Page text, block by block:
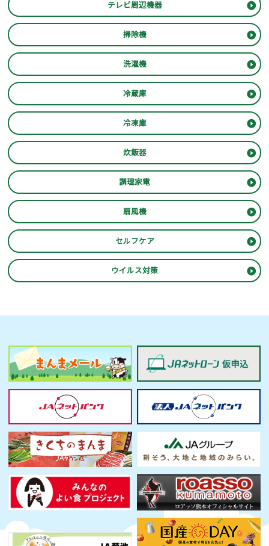
テレビ周辺機器
掃除機
洗濯機
冷蔵庫
冷凍庫
炊飯器
調理家電
扇風機
セルフケア
ウイルス対策